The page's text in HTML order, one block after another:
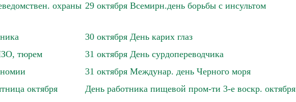
охраны 29 октября Всемирн.день борьбы с инсультом
30 октября День карих глаз
тюрем
31 октября День сурдопереводчика
31 октября Междунар. день Черного моря
октября
День работника пищевой пром-ти 3-е воскр. октября